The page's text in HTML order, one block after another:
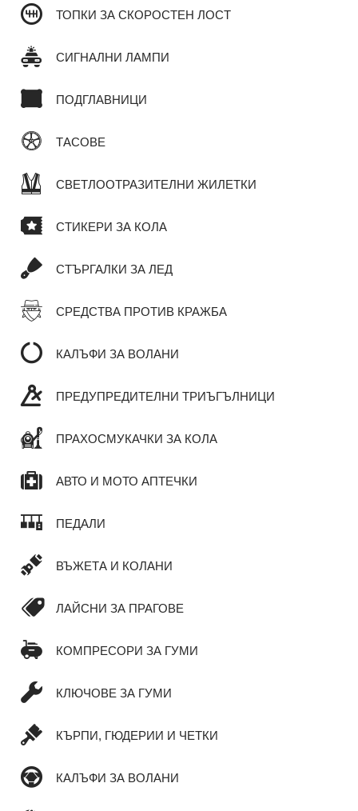
ТОПКИ ЗА СКОРОСТЕН ЛОСТ
СИГНАЛНИ ЛАМПИ
ПОДГЛАВНИЦИ
ТАСОВЕ
СВЕТЛООТРАЗИТЕЛНИ ЖИЛЕТКИ
СТИКЕРИ ЗА КОЛА
СТЪРГАЛКИ ЗА ЛЕД
СРЕДСТВА ПРОТИВ КРАЖБА
КАЛЪФИ ЗА ВОЛАНИ
ПРЕДУПРЕДИТЕЛНИ ТРИЪГЪЛНИЦИ
ПРАХОСМУКАЧКИ ЗА КОЛА
АВТО И МОТО АПТЕЧКИ
ПЕДАЛИ
ВЪЖЕТА И КОЛАНИ
ЛАЙСНИ ЗА ПРАГОВЕ
КОМПРЕСОРИ ЗА ГУМИ
КЛЮЧОВЕ ЗА ГУМИ
КЪРПИ, ГЮДЕРИИ И ЧЕТКИ
КАЛЪФИ ЗА ВОЛАНИ